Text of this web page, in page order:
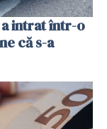
intrat într-o
că s-a